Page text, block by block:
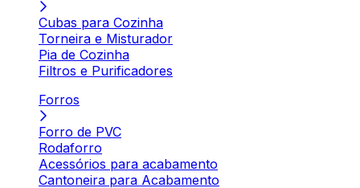
Cubas para Cozinha
Torneira e Misturador
Pia de Cozinha
Filtros e Purificadores
Forros
Forro de PVC
Rodaforro
Acessórios para acabamento
Cantoneira para Acabamento